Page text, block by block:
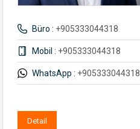
Büro : +905333044318
Mobil : +905333044318
WhatsApp : +905333044318
Detail